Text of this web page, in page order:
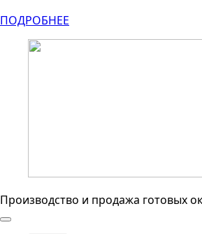
ПОДРОБНЕЕ
Производство и продажа готовых